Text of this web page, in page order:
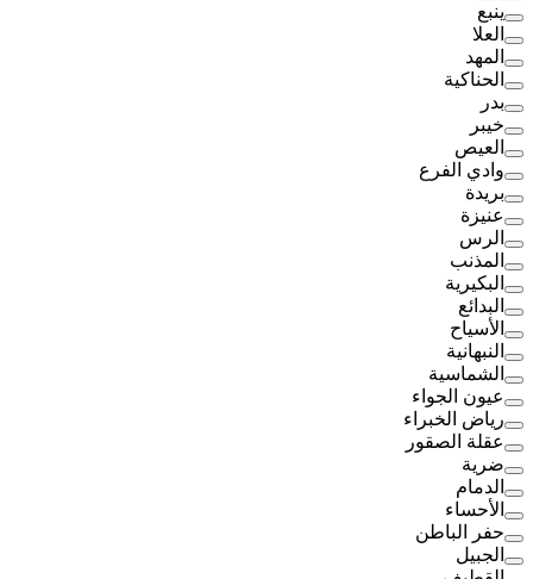
ينبع
العلا
المهد
الحناكية
بدر
خيبر
العيص
وادي الفرع
بريدة
عنيزة
الرس
المذنب
البكيرية
البدائع
الأسياح
النبهانية
الشماسية
عيون الجواء
رياض الخبراء
عقلة الصقور
ضرية
الدمام
الأحساء
حفر الباطن
الجبيل